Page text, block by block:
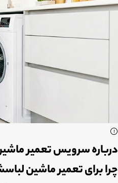
درباره سرویس تعمیر
چرا برای تعمیر ماشین